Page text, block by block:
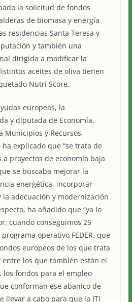
la solicitud de fondos
de biomasa y energía
residencias Santa Teresa y
y también una
dirigida a modificar la
aceites de oliva tienen
Nutri Score.
europeas, la
y diputada de Economía,
Municipios y Recursos
explicado que “se trata de
proyectos de economía baja
se buscaba mejorar la
energética, incorporar
adecuación y modernización
ha añadido que “ya lo
cuando conseguimos 25
operativo FEDER, que
europeos de los que trata
entre los que también están el
los fondos para el empleo
conforman ese abanico de
llevar a cabo para que la ITI